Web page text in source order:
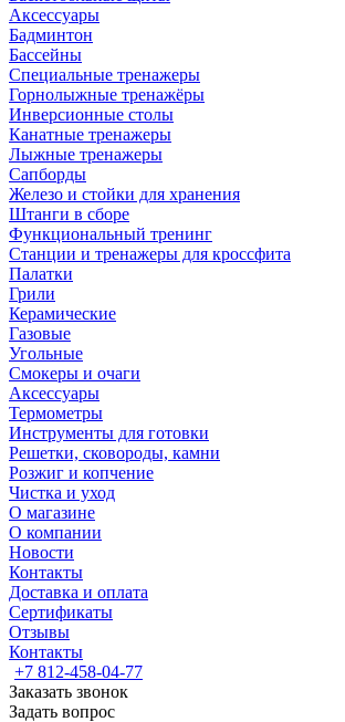
Аксессуары
Бадминтон
Бассейны
Специальные тренажеры
Горнолыжные тренажёры
Инверсионные столы
Канатные тренажеры
Лыжные тренажеры
Сапборды
Железо и стойки для хранения
Штанги в сборе
Функциональный тренинг
Станции и тренажеры для кроссфита
Палатки
Грили
Керамические
Газовые
Угольные
Смокеры и очаги
Аксессуары
Термометры
Инструменты для готовки
Решетки, сковороды, камни
Розжиг и копчение
Чистка и уход
О магазине
О компании
Новости
Контакты
Доставка и оплата
Сертификаты
Отзывы
Контакты
+7 812-458-04-77
Заказать звонок
Задать вопрос